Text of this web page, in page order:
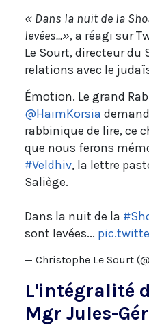
« Dans la nuit de la
levées...», a réagi sur
Le Sourt, directeur du
relations avec le
Émotion. Le grand
@HaimKorsia
rabbinique de lire, ce
que nous ferons
#Veldhiv, la lettre
Saliège.
Dans la nuit de la
sont levées...
— Christophe Le Sourt
L'intégralité
Mgr Jules-